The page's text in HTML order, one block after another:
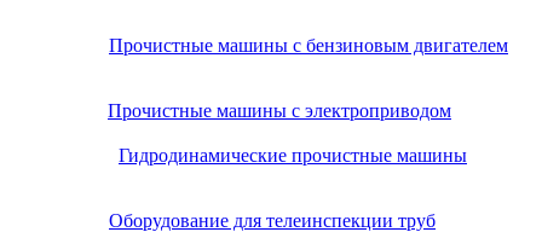
Прочистные машины с бензиновым двигателем
Прочистные машины с электроприводом
Гидродинамические прочистные машины
Оборудование для телеинспекции труб